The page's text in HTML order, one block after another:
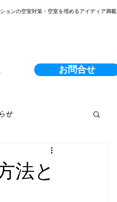
ョンの空室対策・空室を埋めるアイディア満載
お問合せ
せ
法と